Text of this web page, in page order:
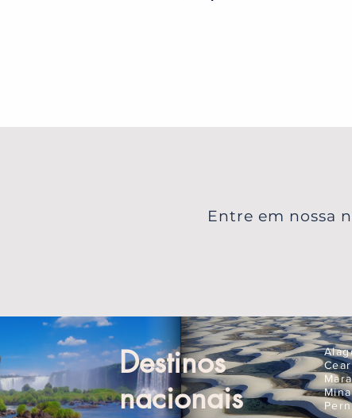
Entre em nossa
Destinos
nacionais